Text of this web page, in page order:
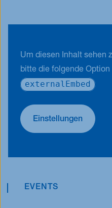
Um diesen Inhalt sehen
bitte die folgende
externalEmbed
Einstellungen
EVENTS